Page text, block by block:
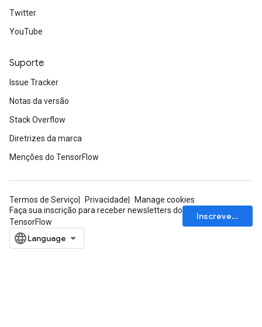
Twitter
YouTube
Suporte
Issue Tracker
Notas da versão
Stack Overflow
Diretrizes da marca
Menções do TensorFlow
Termos de Serviço Privacidade
Manage cookies
Faça sua inscrição para receber newsletters do
TensorFlow
Inscrever-se